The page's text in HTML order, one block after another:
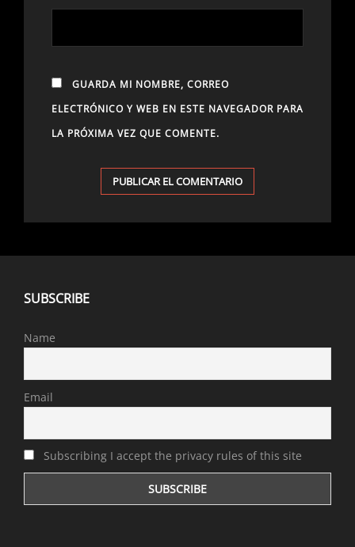
GUARDA MI NOMBRE, CORREO
ELECTRÓNICO Y WEB EN ESTE NAVEGADOR PARA
LA PRÓXIMA VEZ QUE COMENTE.
SUBSCRIBE
Name
Email
Subscribing I accept the privacy rules of this site